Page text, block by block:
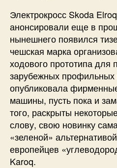
Электрокросс Skoda
анонсировали еще в
нынешнего появился
чешская марка
ходового прототипа для
зарубежных
опубликовала
машины, пусть пока и
того, раскрыты
слову, свою новинку
«зеленой»
европейцев
Karoq.